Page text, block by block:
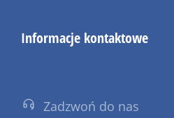
Informacje kontaktowe
Zadzwoń do nas